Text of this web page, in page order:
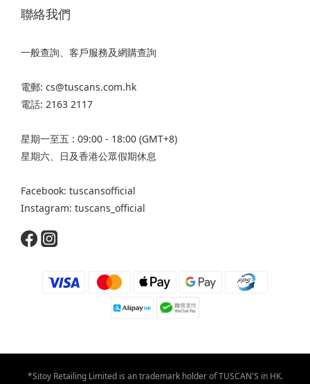
聯絡我們
一般查詢、客戶服務及網購查詢
電郵: cs@tuscans.com.hk
電話: 2163 2117
星期一至五 : 09:00 - 18:00 (GMT+8)
星期六、日及香港公眾假期休息
Facebook: tuscansofficial
Instagram: tuscans_official
*Sitoy Retailing Limited is an trademark holder of TUSCAN'S in HK.